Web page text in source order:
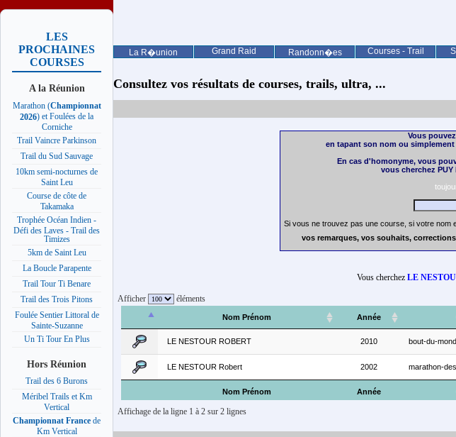
La R�union Grand Raid Randonn�es Courses - Trail
LES
PROCHAINES
COURSES
A la Réunion
Marathon (Championnat
2026) et Foulées de la
Corniche
Trail Vaincre Parkinson
Trail du Sud Sauvage
10km semi-nocturnes de
Saint Leu
Course de côte de
Takamaka
Trophée Océan Indien -
Défi des Laves - Trail des
Timizes
5km de Saint Leu
La Boucle Parapente
Trail Tour Ti Benare
Trail des Trois Pitons
Foulée Sentier Littoral de
Sainte-Suzanne
Un Ti Tour En Plus
Hors Réunion
Trail des 6 Burons
Méribel Trails et Km
Vertical
Championnat France de
Km Vertical
Consultez vos résultats de courses, trails, ultra, ...
Vous
en tapant son nom ou
En cas d'homonyme, vous
vous cherchez
Si vous ne trouvez pas une course, si votre nom
vos remarques, vos souhaits,
Vous cherchez LE
Afficher éléments
Nom Prénom Année
Nom Prénom Année
LE NESTOUR ROBERT 2010 bout-du-
LE NESTOUR Robert 2002 marathon-
Affichage de la ligne 1 à 2 sur 2 lignes